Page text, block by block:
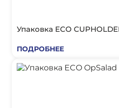
Упаковка ECO
ПОДРОБНЕЕ